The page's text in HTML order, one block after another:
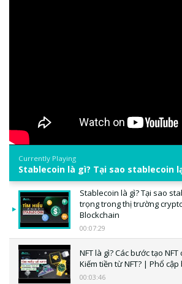
Currently Playing
Stablecoin là gì? Tại sao
trọng trong thị trường
Blockchain
00:07:29
NFT là gì? Các bước tạo
Kiếm tiền từ NFT? | Phổ
00:03:46